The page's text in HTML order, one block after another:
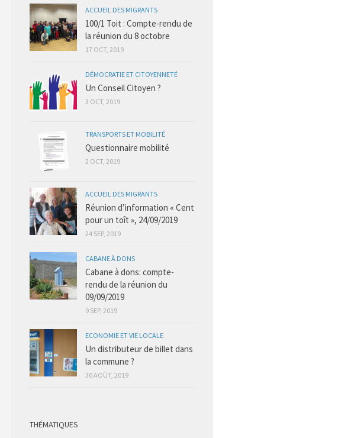
ACCUEIL DES MIGRANTS
100/1 Toit : Compte-rendu de
la réunion du 8 octobre
17 OCT, 2019
DÉMOCRATIE ET CITOYENNETÉ
Un Conseil Citoyen ?
3 OCT, 2019
TRANSPORTS ET MOBILITÉ
Questionnaire mobilité
2 OCT, 2019
ACCUEIL DES MIGRANTS
Réunion d’information « Cent
pour un toît », 24/09/2019
24 SEP, 2019
CABANE À DONS
Cabane à dons: compte-
rendu de la réunion du
09/09/2019
9 SEP, 2019
ECONOMIE ET VIE LOCALE
Un distributeur de billet dans
la commune ?
30 AOÛT, 2019
THÉMATIQUES